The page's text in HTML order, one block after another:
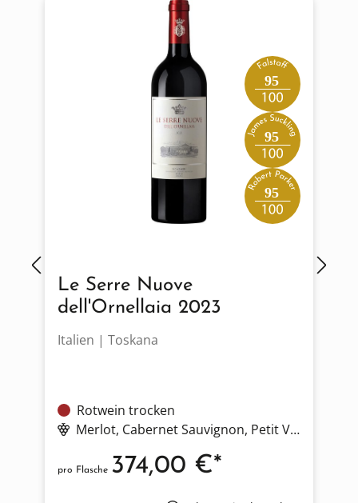
95
95
95
Le Serre Nuove
dell'Ornellaia 2023
Italien | Toskana
Rotwein trocken
Merlot, Cabernet Sauvignon, Petit Verdot
pro Flasche 374,00 €*